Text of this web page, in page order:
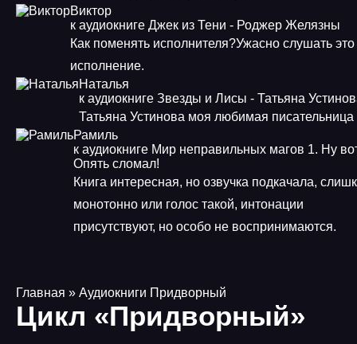
Виктор
к аудиокниге Джек из Тени - Роджер Желязны
Как поменять исполнителя?Ужасно слушать это
исполнение.
Наталья
к аудиокниге Звезды и Лисы - Татьяна
Татьяна Устинова моя любимая писательница
Рамиль
к аудиокниге Мир неправильных магов 1. Ну
Опять сломал!
Книга интересная, но озвучка подкачала,
монотонно или голос такой, интонации
присутствуют, но особо не воспринимаются.
Главная » Аудиокниги Придворный
Цикл «Придворный»